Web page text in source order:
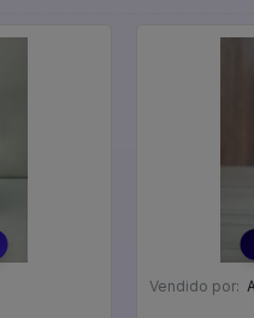
Vendido por: